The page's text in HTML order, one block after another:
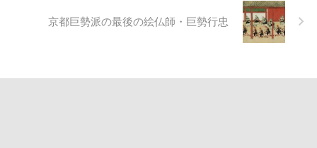
京都巨勢派の最後の絵仏師・巨勢行忠